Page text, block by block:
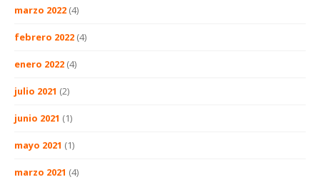
marzo 2022 (4)
febrero 2022 (4)
enero 2022 (4)
julio 2021 (2)
junio 2021 (1)
mayo 2021 (1)
marzo 2021 (4)